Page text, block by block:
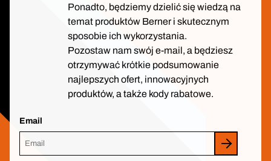
Ponadto, będziemy dzielić się wiedzą na
temat produktów Berner i skutecznym
sposobie ich wykorzystania.
Pozostaw nam swój e-mail, a będziesz
otrzymywać krótkie podsumowanie
najlepszych ofert, innowacyjnych
produktów, a także kody rabatowe.
Email